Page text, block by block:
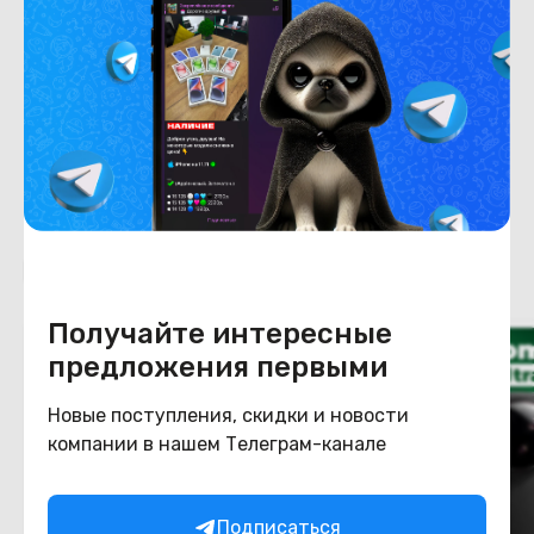
Получайте интересные
предложения первыми
Новые поступления, скидки и новости
компании в нашем Телеграм-канале
Подписаться
Емкость накопителя 256
Конструкция
Цвет черный